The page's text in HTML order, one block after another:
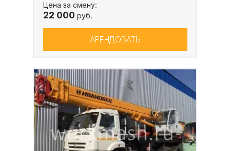
Цена за смену:
22 000 руб.
АРЕНДОВАТЬ